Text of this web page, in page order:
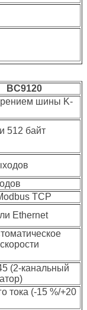
BC9120
шины K-
512 байт
TCP
Ethernet
(2-канальный
тока (-15 %/+20